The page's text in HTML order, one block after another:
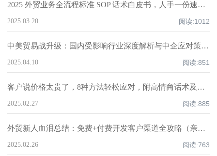
2025 外贸业务全流程标准 SOP 话术白皮书，人手一份速领！
2025.03.20 阅读:1012
中美贸易战升级：国内受影响行业深度解析与中企应对策略！
2025.04.10 阅读:851
客户说价格太贵了，8种方法轻松应对，附高情商话术及案例！
2025.02.27 阅读:885
外贸新人血泪总结：免费+付费开发客户渠道全攻略（亲测爆单路径）
2025.02.26 阅读:763